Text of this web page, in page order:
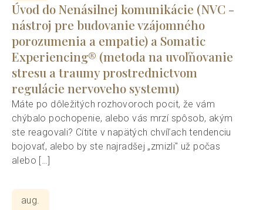
Úvod do Nenásilnej komunikácie (NVC -
nástroj pre budovanie vzájomného
porozumenia a empatie) a Somatic
Experiencing® (metoda na uvoľňovanie
stresu a traumy prostrednictvom
regulácie nervoveho systemu)
Máte po dôležitých rozhovoroch pocit, že vám
chýbalo pochopenie, alebo vás mrzí spôsob, akým
ste reagovali? Cítite v napätých chvíľach tendenciu
bojovať, alebo by ste najradšej „zmizli" už počas
alebo […]
aug.